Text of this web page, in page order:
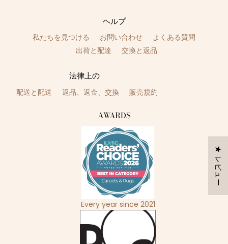
ヘルプ
私たちを見つける お問い合わせ
よくある質問
出荷と配達
交換と返品
法律上の
配送と配送 返品、返金、交換 販売規約
AWARDS
Every year since 2021
★ レビュー